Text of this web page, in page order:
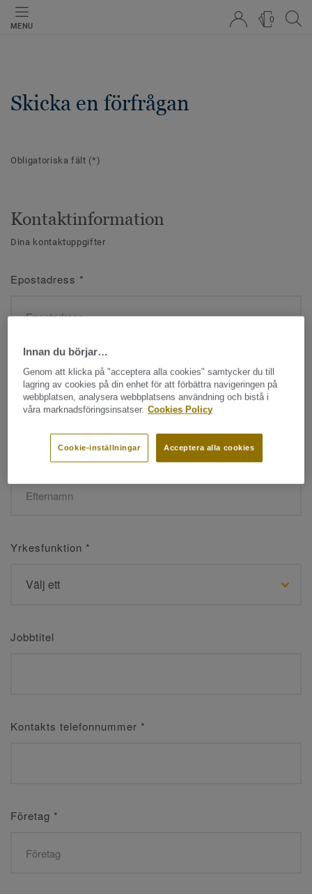
MENU
0
Skicka en förfrågan
Obligatoriska fält (*)
Kontaktinformation
Dina kontaktuppgifter
Epostadress *
Namn*
Efternamn*
Yrkesfunktion *
Jobbtitel
Kontakts telefonnummer *
Företag *
Innan du börjar…
Genom att klicka på "acceptera alla cookies" samtycker du till
lagring av cookies på din enhet för att förbättra navigeringen på
webbplatsen, analysera webbplatsens användning och bistå i
våra marknadsföringsinsatser. Cookies Policy
Acceptera alla cookies
Cookie-inställningar